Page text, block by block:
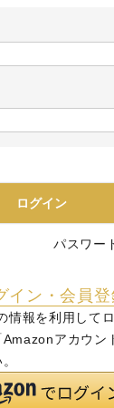
ログイン
パスワー
イン・会員登
報を利用して
アカウン